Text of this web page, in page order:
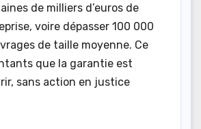
de milliers d’euros de
voire dépasser 100 000
de taille moyenne. Ce
que la garantie est
sans action en justice